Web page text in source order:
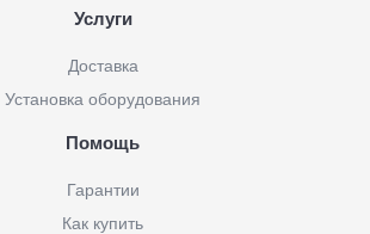
Услуги
Доставка
Установка оборудования
Помощь
Гарантии
Как купить